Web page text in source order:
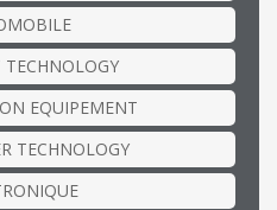
TECHNOLOGY
EQUIPEMENT
TECHNOLOGY